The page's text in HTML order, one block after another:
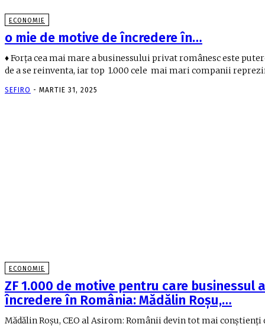
ECONOMIE
o mie de motive de încredere în…
♦ Forţa cea mai mare a businessului privat românesc este
de a se reinventa, iar top 1.000 cele mai mari companii
SEFIRO - MARTIE 31, 2025
ECONOMIE
ZF 1.000 de motive pentru care businessul
încredere în România: Mădălin Roşu,…
Mădălin Roşu, CEO al Asirom: Românii devin tot mai conştienţi